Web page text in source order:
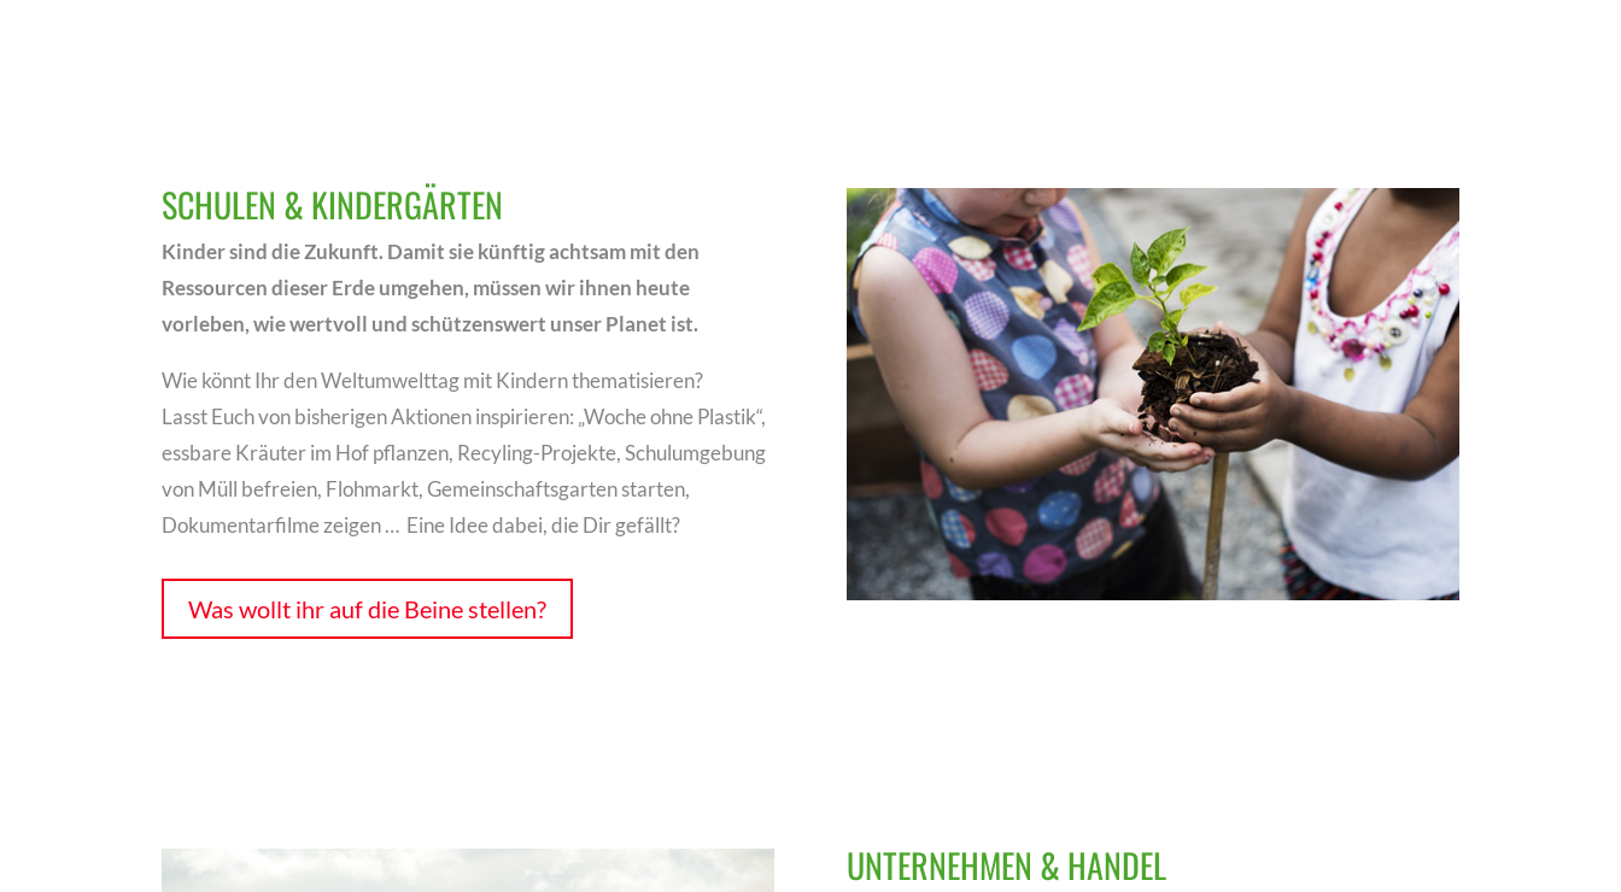
SCHULEN & KINDERGÄRTEN
Kinder sind die Zukunft. Damit sie künftig achtsam mit den
Ressourcen dieser Erde umgehen, müssen wir ihnen heute
vorleben, wie wertvoll und schützenswert unser Planet ist.
Wie könnt Ihr den Weltumwelttag mit Kindern thematisieren?
Lasst Euch von bisherigen Aktionen inspirieren: „Woche ohne Plastik“,
essbare Kräuter im Hof pflanzen, Recyling-Projekte, Schulumgebung
von Müll befreien, Flohmarkt, Gemeinschaftsgarten starten,
Dokumentarfilme zeigen … Eine Idee dabei, die Dir gefällt?
Was wollt ihr auf die Beine stellen?
UNTERNEHMEN & HANDEL